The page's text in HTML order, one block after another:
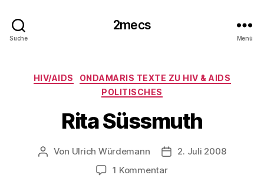
Suche
2mecs
Menü
Kategorien
HIV/AIDS
ONDAMARIS TEXTE ZU HIV & AIDS
POLITISCHES
Rita Süssmuth
Beitragsautor
Von Ulrich Würdemann Beitragsdatum
2. Juli 2008
1 Kommentarzu